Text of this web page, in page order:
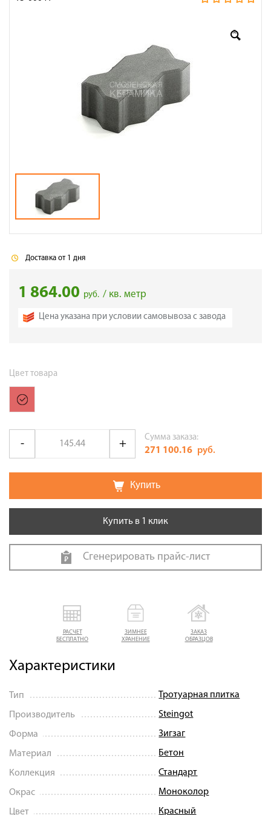
РАСЧЕТ
БЕСПЛАТНО
ЗИМНЕЕ
ХРАНЕНИЕ
ЗАКАЗ
ОБРАЗЦОВ
Характеристики
Тип Тротуарная плитка
Производитель Steingot
Форма Зигзаг
Материал Бетон
Коллекция Стандарт
Окрас Моноколор
Цвет Красный
Доставка от 1 дня
1 864.00 руб. / кв. метр
Цена указана при условии самовывоза с завода
Цвет товара
Сумма заказа:
271 100.16 руб.
Купить
Купить в 1 клик
Сгенерировать прайс-лист